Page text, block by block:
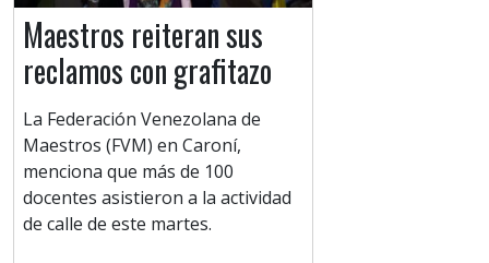
Maestros reiteran sus
reclamos con grafitazo
La Federación Venezolana de
Maestros (FVM) en Caroní,
menciona que más de 100
docentes asistieron a la actividad
de calle de este martes.